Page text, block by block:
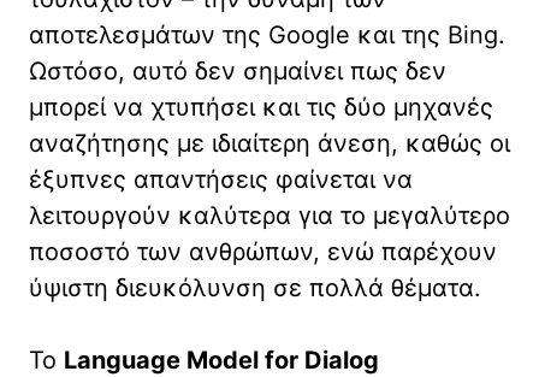
αποτελεσμάτων της Google και της Bing.
Ωστόσο, αυτό δεν σημαίνει πως δεν
μπορεί να χτυπήσει και τις δύο μηχανές
αναζήτησης με ιδιαίτερη άνεση, καθώς οι
έξυπνες απαντήσεις φαίνεται να
λειτουργούν καλύτερα για το μεγαλύτερο
ποσοστό των ανθρώπων, ενώ παρέχουν
ύψιστη διευκόλυνση σε πολλά θέματα.
Το Language Model for Dialog